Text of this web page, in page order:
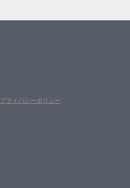
プライバシーポリシー